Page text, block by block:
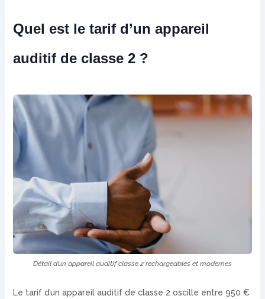
Quel est le tarif d’un appareil
auditif de classe 2 ?
Détail d’un appareil auditif classe 2 rechargeables et modernes
Le tarif d’un appareil auditif de classe 2 oscille entre 950 €